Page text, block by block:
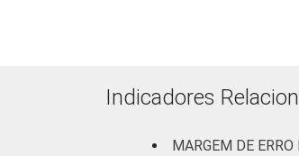
Indicadores
MARGEM DE